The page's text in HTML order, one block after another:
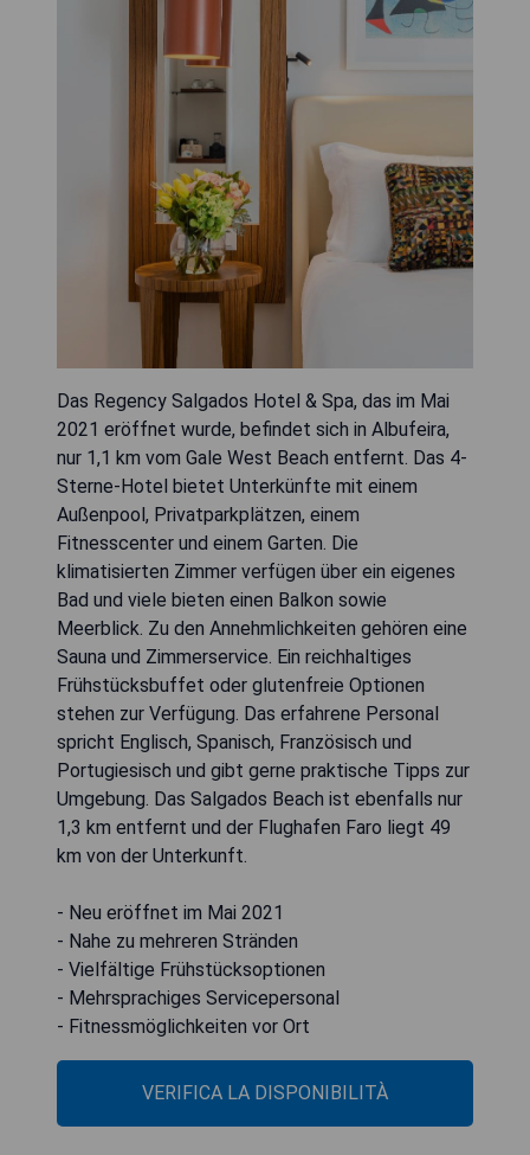
Das Regency Salgados Hotel & Spa, das im Mai
2021 eröffnet wurde, befindet sich in Albufeira,
nur 1,1 km vom Gale West Beach entfernt. Das 4-
Sterne-Hotel bietet Unterkünfte mit einem
Außenpool, Privatparkplätzen, einem
Fitnesscenter und einem Garten. Die
klimatisierten Zimmer verfügen über ein eigenes
Bad und viele bieten einen Balkon sowie
Meerblick. Zu den Annehmlichkeiten gehören eine
Sauna und Zimmerservice. Ein reichhaltiges
Frühstücksbuffet oder glutenfreie Optionen
stehen zur Verfügung. Das erfahrene Personal
spricht Englisch, Spanisch, Französisch und
Portugiesisch und gibt gerne praktische Tipps zur
Umgebung. Das Salgados Beach ist ebenfalls nur
1,3 km entfernt und der Flughafen Faro liegt 49
km von der Unterkunft.
- Neu eröffnet im Mai 2021
- Nahe zu mehreren Stränden
- Vielfältige Frühstücksoptionen
- Mehrsprachiges Servicepersonal
- Fitnessmöglichkeiten vor Ort
VERIFICA LA DISPONIBILITÀ